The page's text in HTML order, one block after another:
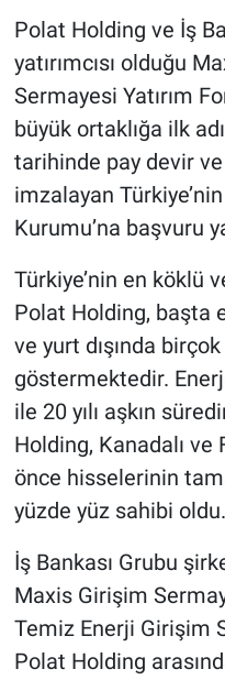
Polat Holding ve İş
yatırımcısı olduğu
Sermayesi Yatırım
büyük ortaklığa ilk
tarihinde pay devir
imzalayan
Kurumu’na başvuru
Türkiye’nin en köklü
Polat Holding, başta
ve yurt dışında
göstermektedir.
ile 20 yılı aşkın
Holding, Kanadalı ve
önce hisselerinin
yüzde yüz sahibi oldu.
İş Bankası Grubu
Maxis Girişim
Temiz Enerji Girişim
Polat Holding